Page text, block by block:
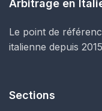
Arbitrage en
Le point de
italienne depuis
Sections